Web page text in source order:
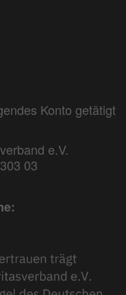
Konto getätigt
e.V.
03